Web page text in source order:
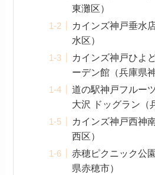
東灘区）
カインズ神戸垂水
水区）
カインズ神戸ひよ
ーデン館（兵庫県
道の駅神戸フルー
大沢 ドッグラン（
カインズ神戸西神
西区）
赤穂ピクニック公
県赤穂市）